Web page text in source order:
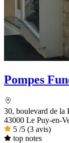
Pompes
30, boulevard de la
43000 Le Puy-en-
5 /5 (3 avis)
top notes